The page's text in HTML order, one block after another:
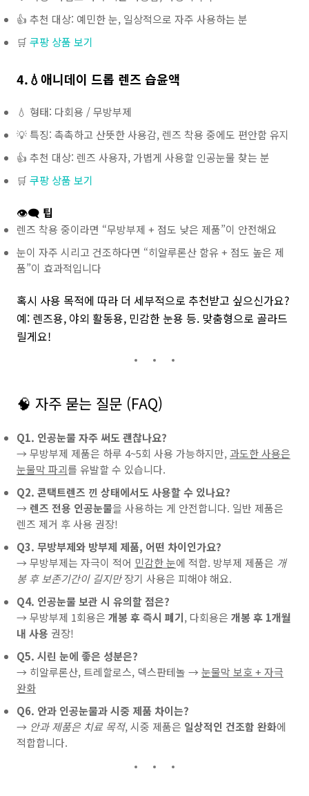
👍 추천 대상: 예민한 눈, 일상적으로 자주 사용하는 분
🛒 쿠팡 상품 보기
4.💧애니데이 드롭 렌즈 습윤액
💧 형태: 다회용 / 무방부제
💡 특징: 촉촉하고 산뜻한 사용감, 렌즈 착용 중에도 편안함 유지
👍 추천 대상: 렌즈 사용자, 가볍게 사용할 인공눈물 찾는 분
🛒 쿠팡 상품 보기
👁️‍🗨️ 팁
렌즈 착용 중이라면 “무방부제 + 점도 낮은 제품”이 안전해요
눈이 자주 시리고 건조하다면 “히알루론산 함유 + 점도 높은 제
품”이 효과적입니다
혹시 사용 목적에 따라 더 세부적으로 추천받고 싶으신가요?
예: 렌즈용, 야외 활동용, 민감한 눈용 등. 맞춤형으로 골라드
릴게요!
🧠 자주 묻는 질문 (FAQ)
Q1. 인공눈물 자주 써도 괜찮나요?
→ 무방부제 제품은 하루 4~5회 사용 가능하지만, 과도한 사용은
눈물막 파괴를 유발할 수 있습니다.
Q2. 콘택트렌즈 낀 상태에서도 사용할 수 있나요?
→ 렌즈 전용 인공눈물을 사용하는 게 안전합니다. 일반 제품은
렌즈 제거 후 사용 권장!
Q3. 무방부제와 방부제 제품, 어떤 차이인가요?
→ 무방부제는 자극이 적어 민감한 눈에 적합. 방부제 제품은 개
봉 후 보존기간이 길지만장기 사용은 피해야 해요.
Q4. 인공눈물 보관 시 유의할 점은?
→ 무방부제 1회용은 개봉 후 즉시 폐기, 다회용은 개봉 후 1개월
내 사용 권장!
Q5. 시린 눈에 좋은 성분은?
→ 히알루론산, 트레할로스, 덱스판테놀 →눈물막 보호 + 자극
완화
Q6. 안과 인공눈물과 시중 제품 차이는?
→ 안과 제품은 치료 목적, 시중 제품은 일상적인 건조함 완화에
적합합니다.